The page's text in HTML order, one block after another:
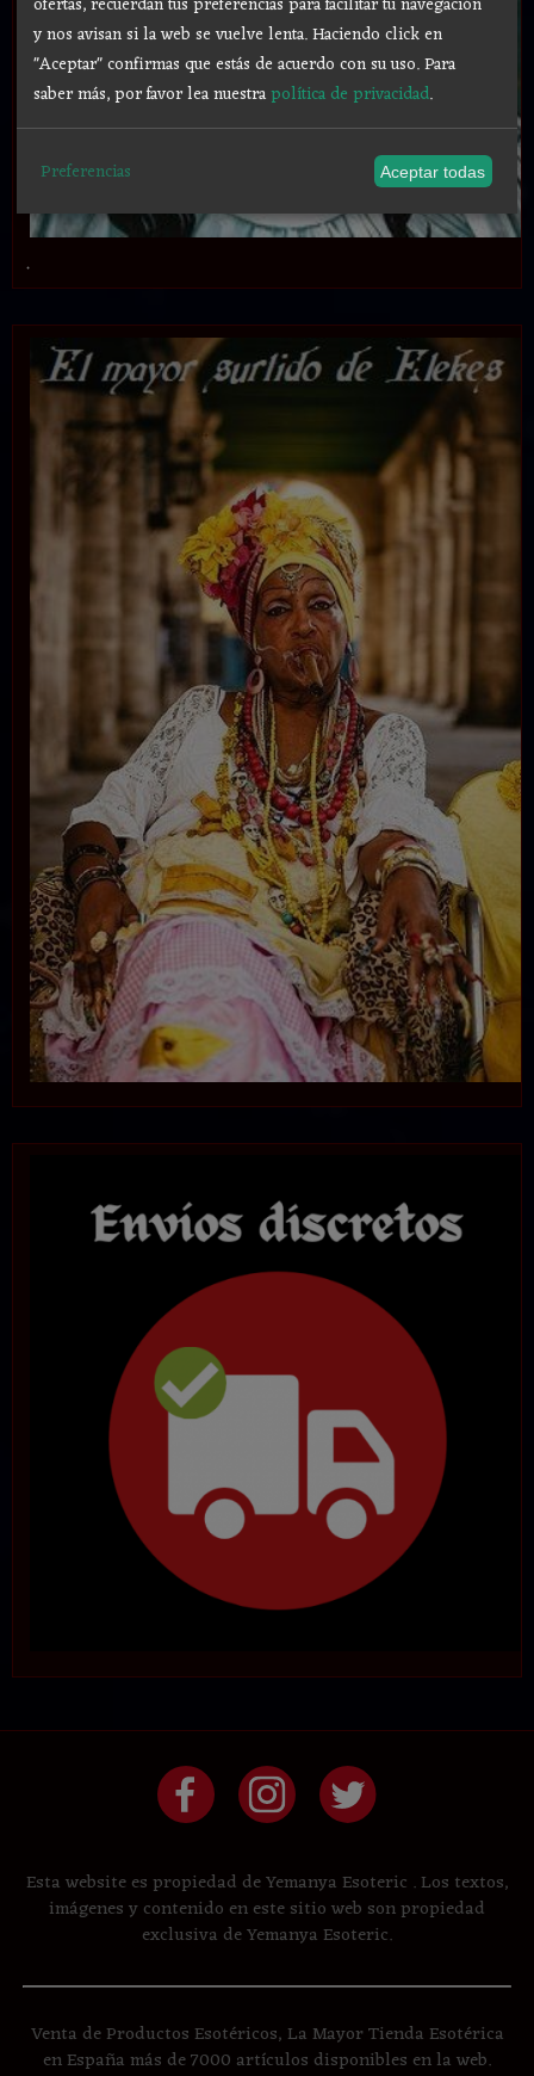
.
Esta website es propiedad de Yemanya Esoteric . Los textos,
imágenes y contenido en este sitio web son propiedad
exclusiva de Yemanya Esoteric.
Venta de Productos Esotéricos, La Mayor Tienda Esotérica
en España más de 7000 artículos disponibles en la web.
y nos avisan si la web se vuelve lenta. Haciendo click en
"Aceptar" confirmas que estás de acuerdo con su uso.Para
saber más, por favor lea nuestrapolítica de privacidad.
Preferencias Aceptar todas